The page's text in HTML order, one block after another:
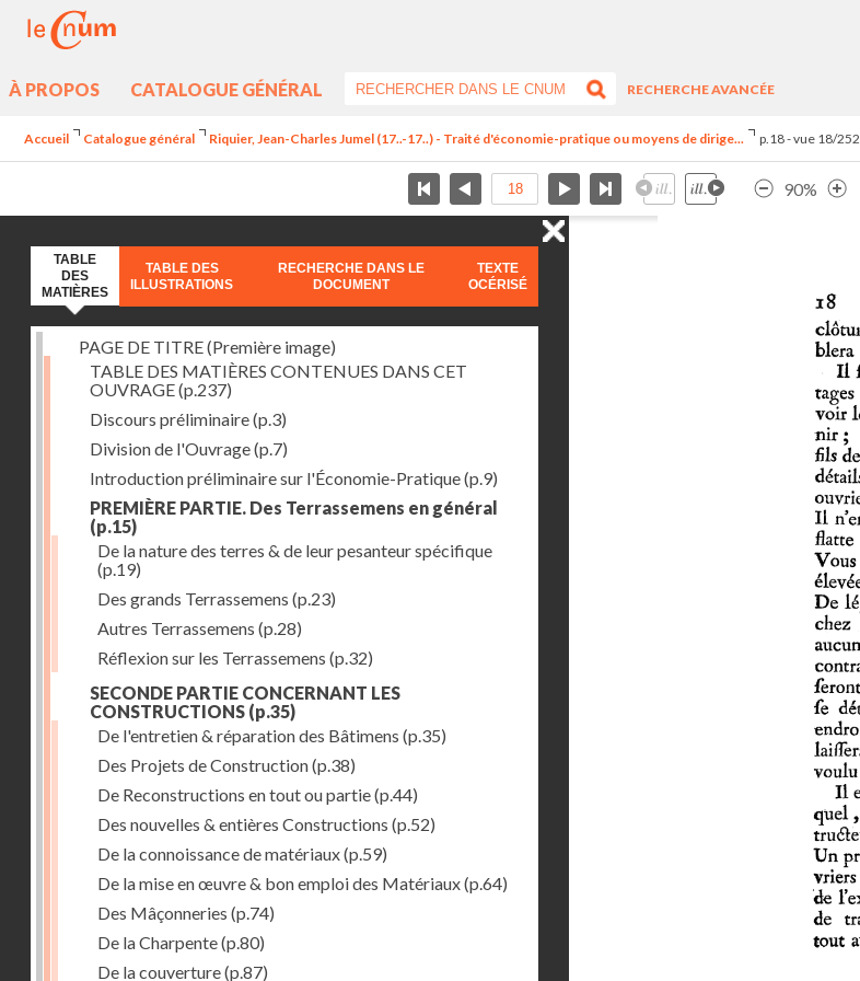
À PROPOS CATALOGUE GÉNÉRAL
RECHERCHE AVANCÉE
Accueil Catalogue général Riquier, Jean-Charles Jumel (17..-17..) - Traité d'économie-pratique ou moyens de dirige... p.18 - vue 18/252
90%
TABLE
DES
MATIÈRES
TABLE DES
ILLUSTRATIONS
RECHERCHE DANS LE
DOCUMENT
TEXTE
OCÉRISÉ
PAGE DE TITRE (Première image)
TABLE DES MATIÈRES CONTENUES DANS CET
OUVRAGE(p.237)
Discours préliminaire(p.3)
Division de l'Ouvrage(p.7)
Introduction préliminaire sur l'Économie-Pratique(p.9)
PREMIÈRE PARTIE. Des Terrassemens en général
(p.15)
De la nature des terres & de leur pesanteur spécifique
(p.19)
Des grands Terrassemens (p.23)
Autres Terrassemens (p.28)
Réflexion sur les Terrassemens (p.32)
SECONDE PARTIE CONCERNANT LES
CONSTRUCTIONS (p.35)
De l'entretien & réparation des Bâtimens (p.35)
Des Projets de Construction(p.38)
De Reconstructions en tout ou partie(p.44)
Des nouvelles & entières Constructions (p.52)
De la connoissance de matériaux(p.59)
De la mise en œuvre & bon emploi des Matériaux(p.64)
Des Mâçonneries (p.74)
De la Charpente(p.80)
De la couverture(p.87)